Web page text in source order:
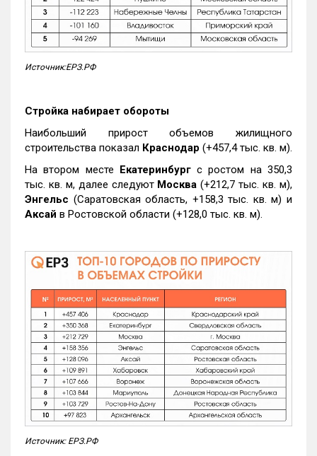
Источник:ЕРЗ.РФ
Стройка набирает обороты
Наибольший прирост объемов жилищного
строительства показал Краснодар (+457,4 тыс. кв. м).
На втором месте Екатеринбургс ростом на 350,3
тыс. кв. м, далее следуют Москва (+212,7 тыс. кв. м),
Энгельс (Саратовская область, +158,3 тыс. кв. м) и
Аксай в Ростовской области (+128,0 тыс. кв. м).
Источник: ЕРЗ.РФ